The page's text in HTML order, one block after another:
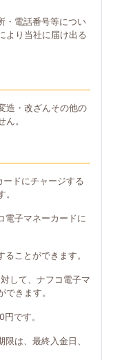
・電話番号等につい
より当社に届け出る
造・改ざんその他の
。
ドにチャージする
電子マネーカードに
ことができます。
して、ナフコ電子マ
きます。
です。
は、最終入金日、